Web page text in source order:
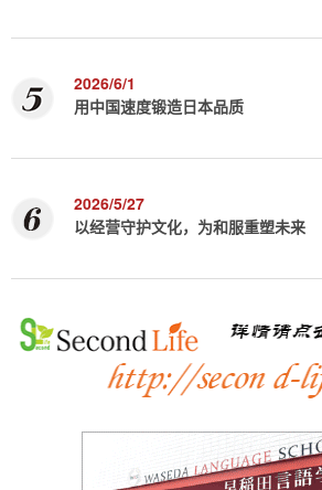
2026/6/1
用中国速度锻造日本品质
2026/5/27
以经营守护文化，为和服重塑未来